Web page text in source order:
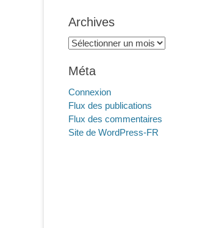
Archives
Archives
Méta
Connexion
Flux des publications
Flux des commentaires
Site de WordPress-FR